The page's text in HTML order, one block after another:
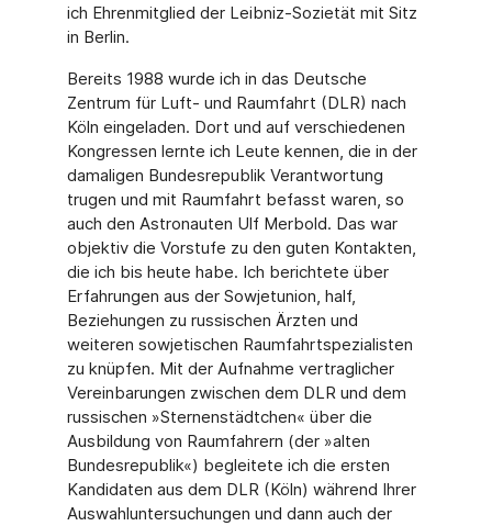
ich Ehrenmitglied der Leibniz-Sozietät mit Sitz
in Berlin.
Bereits 1988 wurde ich in das Deutsche
Zentrum für Luft- und Raumfahrt (DLR) nach
Köln eingeladen. Dort und auf verschiedenen
Kongressen lernte ich Leute kennen, die in der
da­maligen Bundesrepublik Verantwortung
trugen und mit Raumfahrt befasst waren, so
auch den Astronauten Ulf Merbold. Das war
objektiv die Vorstufe zu den guten Kontakten,
die ich bis heute habe. Ich berichtete über
Erfahrungen aus der Sowjetunion, half,
Beziehun­gen zu russischen Ärzten und
weiteren sowjetischen Raumfahrtspezialisten
zu knüpfen. Mit der Aufnahme vertraglicher
Vereinbarungen zwischen dem DLR und dem
russischen »Sternenstädtchen« über die
Ausbildung von Raumfahrern (der »alten
Bundesrepublik«) be­gleitete ich die ersten
Kandidaten aus dem DLR (Köln) während Ihrer
Auswahluntersuchun­gen und dann auch der